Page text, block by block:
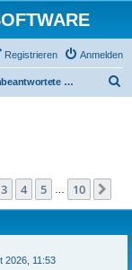
Anmelden
Registrieren
Unbeantwortete Themen
10
3 4 5 10
2026, 11:53